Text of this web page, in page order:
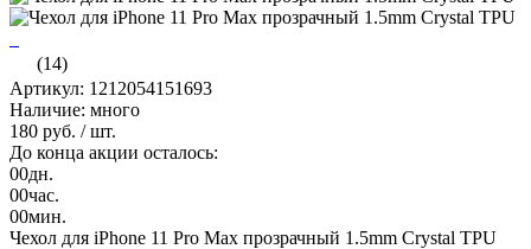
(14)
Артикул: 1212054151693
Наличие: много
180 руб. / шт.
До конца акции осталось:
00дн.
00час.
00мин.
Чехол для iPhone 11 Pro Max прозрачный 1.5mm Crystal TPU